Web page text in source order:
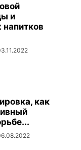
и
напитков
как